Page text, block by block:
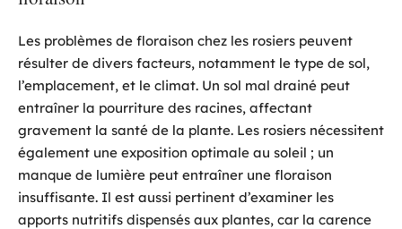
Les problèmes de floraison chez les rosiers peuvent
résulter de divers facteurs, notamment le type de sol,
l’emplacement, et le climat. Un sol mal drainé peut
entraîner la pourriture des racines, affectant
gravement la santé de la plante. Les rosiers nécessitent
également une exposition optimale au soleil ; un
manque de lumière peut entraîner une floraison
insuffisante. Il est aussi pertinent d’examiner les
apports nutritifs dispensés aux plantes, car la carence